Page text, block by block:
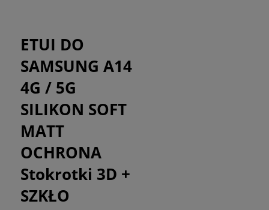
ETUI DO
SAMSUNG A14
4G / 5G
SILIKON SOFT
MATT
OCHRONA
Stokrotki 3D +
SZKŁO